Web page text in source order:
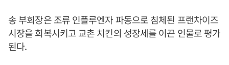
송 부회장은 조류 인플루엔자 파동으로 침체된 프랜차이즈
시장을 회복시키고 교촌 치킨의 성장세를 이끈 인물로 평가
된다.